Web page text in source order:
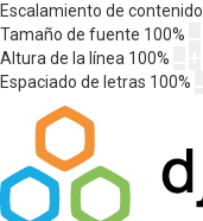
Escalamiento de contenido
Tamaño de fuente 100%
Altura de la línea 100%
Espaciado de letras 100%